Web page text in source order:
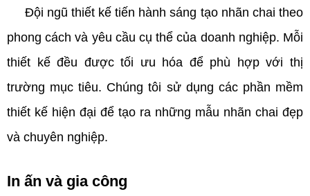
Đội ngũ thiết kế tiến hành sáng tạo nhãn chai theo
phong cách và yêu cầu cụ thể của doanh nghiệp. Mỗi
thiết kế đều được tối ưu hóa để phù hợp với thị
trường mục tiêu. Chúng tôi sử dụng các phần mềm
thiết kế hiện đại để tạo ra những mẫu nhãn chai đẹp
và chuyên nghiệp.
In ấn và gia công